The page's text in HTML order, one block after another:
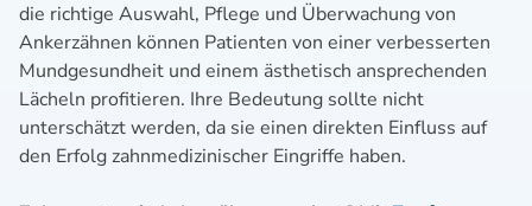
die richtige Auswahl, Pflege und Überwachung von
Ankerzähnen können Patienten von einer verbesserten
Mundgesundheit und einem ästhetisch ansprechenden
Lächeln profitieren. Ihre Bedeutung sollte nicht
unterschätzt werden, da sie einen direkten Einfluss auf
den Erfolg zahnmedizinischer Eingriffe haben.